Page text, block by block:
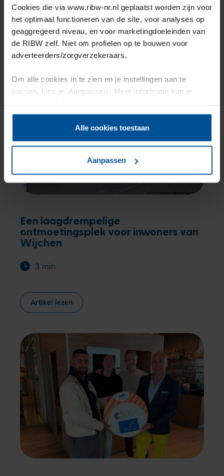
Cookies die via www.ribw-nr.nl geplaatst worden zijn voor
het optimaal functioneren van de site, voor analyses op
geaggregeerd niveau, en voor marketingdoeleinden van
de RIBW zelf. Niet om profielen op te bouwen voor
adverteerders/zorgverzekeraars.
Om alle cookies in te zien en je instellingen aan te
passen, kies je 'Aanpassen'. Meer informatie kun je
Alle cookies toestaan
Aanpassen
Deel dit artikel
andere interessante nieuwsartikelen
Een laagdrempelige
ontmoetingsplek voor inwoners van
Wijchen
3 min
Artikel lezen